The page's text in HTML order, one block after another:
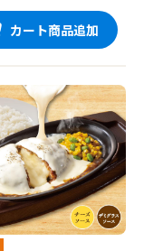
カート商品追加